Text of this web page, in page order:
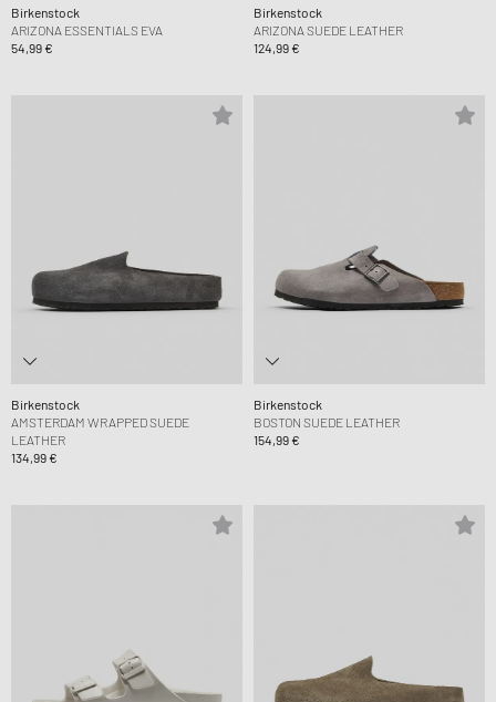
Birkenstock
ARIZONA ESSENTIALS EVA
54,99 €
Birkenstock
ARIZONA SUEDE LEATHER
124,99 €
Birkenstock
AMSTERDAM WRAPPED SUEDE
LEATHER
134,99 €
Birkenstock
BOSTON SUEDE LEATHER
154,99 €